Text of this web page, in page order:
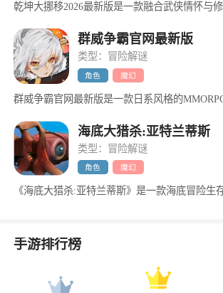
乾坤大挪移2026最新版是一款融合武侠情怀与
群威争霸官网最新版
类型：冒险解谜
角色 魔幻
群威争霸官网最新版是一款日系风格的
海底大猎杀:亚特兰蒂斯
类型：冒险解谜
角色 魔幻
《海底大猎杀:亚特兰蒂斯》是一款海底冒险生
手游排行榜